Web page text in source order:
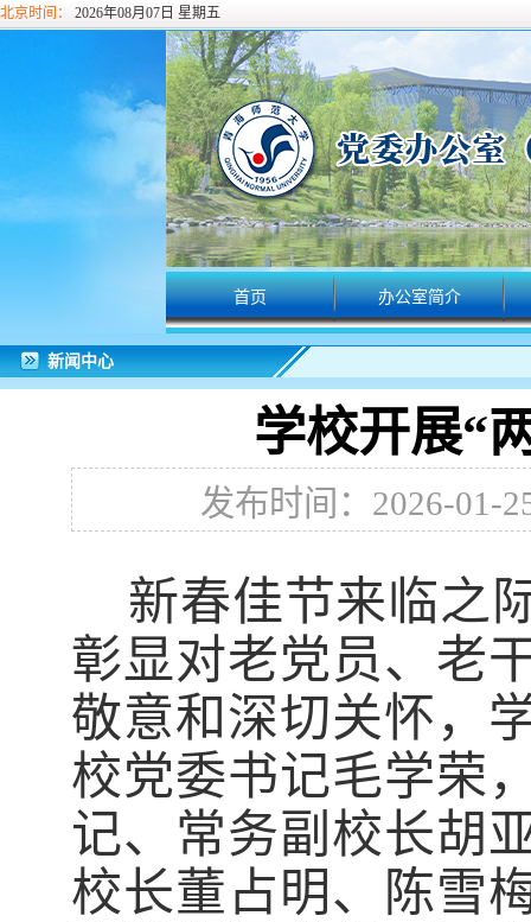
北京时间： 2026年08月07日 星期五
首页 办公室简介
新闻中心
学校开展“
发布时间：2026-01-
新春佳节来临之
彰显对老党员、老
敬意和深切关怀，
校党委书记毛学荣
记、常务副校长胡
校长董占明、陈雪